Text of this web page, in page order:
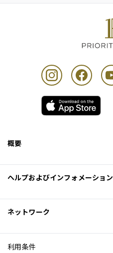
概要
Excellence Awards
ヘルプおよびインフォメーション
ネットワーク
利用条件